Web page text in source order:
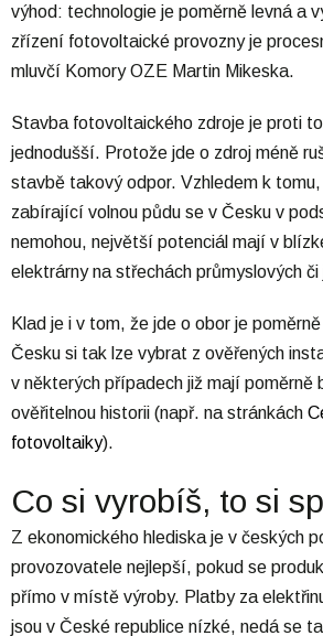
výhod: technologie je poměrně levná a
zřízení fotovoltaické provozny je
mluvčí Komory OZE Martin Mikeska.
Stavba fotovoltaického zdroje je proti
jednodušší. Protože jde o zdroj méně
stavbě takový odpor. Vzhledem k
zabírající volnou půdu se v Česku v
nemohou, největší potenciál mají v
elektrárny na střechách průmyslových či
Klad je i v tom, že jde o obor je
Česku si tak lze vybrat z ověřených
v některých případech již mají poměrně
ověřitelnou historii (např. na stránkách
fotovoltaiky).
Co si vyrobíš, to si
Z ekonomického hlediska je v českých
provozovatele nejlepší, pokud se
přímo v místě výroby. Platby za
jsou v České republice nízké, nedá se